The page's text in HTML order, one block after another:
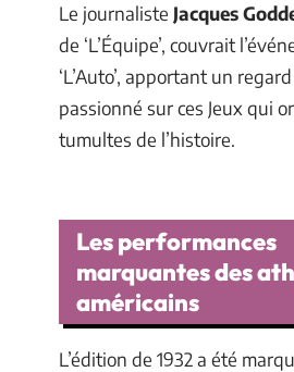
Le journaliste Jacques
de ‘L’Équipe’, couvrait
‘L’Auto’, apportant un
passionné sur ces Jeux qui
tumultes de l’histoire.
Les performances
marquantes des
américains
L’édition de 1932 a été